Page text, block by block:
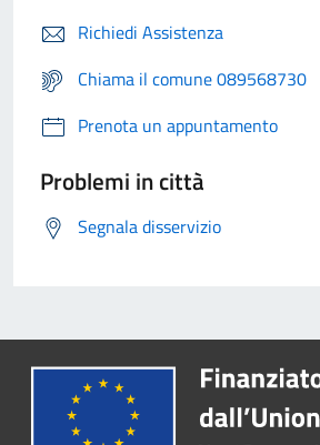
Richiedi Assistenza
Chiama il comune 089568730
Prenota un appuntamento
Problemi in città
Segnala disservizio